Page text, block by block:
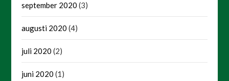
september 2020 (3)
augusti 2020 (4)
juli 2020 (2)
juni 2020 (1)